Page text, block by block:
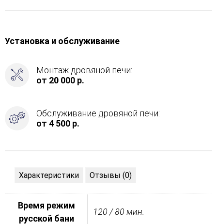
Справа
Установка и обслуживание
Монтаж дровяной печи:
от 20 000 р.
Обслуживание дровяной печи:
от 4 500 р.
Характеристики Отзывы (0)
Время режим
русской бани
120 / 80 мин.